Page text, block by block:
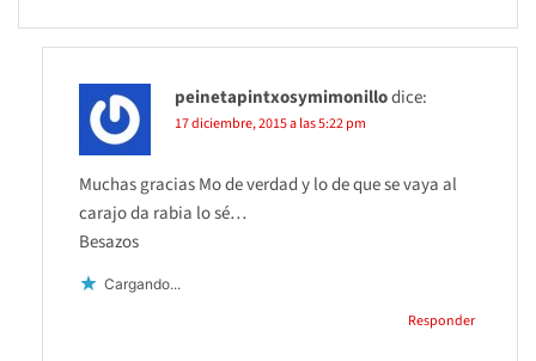
peinetapintxosymimonillodice:
17 diciembre, 2015 a las 5:22 pm
Muchas gracias Mo de verdad y lo de que se vaya al
carajo da rabia lo sé…
Besazos
Cargando...
Responder